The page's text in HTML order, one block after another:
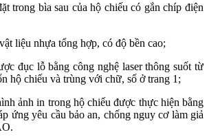
trong bìa sau của hộ chiếu có gắn chíp điện
liệu nhựa tổng hợp, có độ bền cao;
đục lỗ bằng công nghệ laser thông suốt từ
hộ chiếu và trùng với chữ, số ở trang 1;
ảnh in trong hộ chiếu được thực hiện bằng
ứng yêu cầu bảo an, chống nguy cơ làm giả